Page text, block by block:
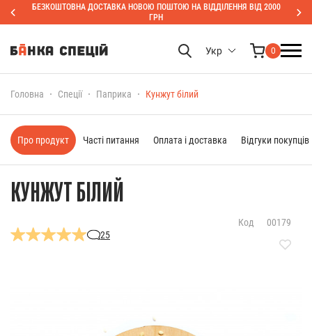
БЕЗКОШТОВНА ДОСТАВКА НОВОЮ ПОШТОЮ НА ВІДДІЛЕННЯ ВІД 2000
ГРН
Укр 0
Головна Спеції Паприка Кунжут білий
КУНЖУТ БІЛИЙ
25
Код 00179
Про продукт Часті питання Оплата і доставка Відгуки покупців